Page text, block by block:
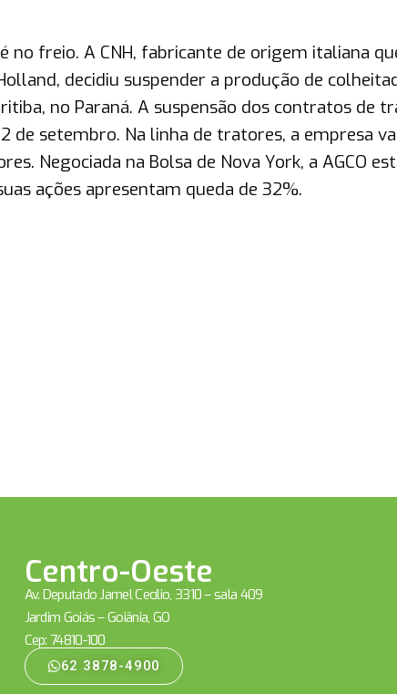
no freio. A CNH, fabricante de origem italiana
decidiu suspender a produção de
no Paraná. A suspensão dos contratos de
de setembro. Na linha de tratores, a empresa
Negociada na Bolsa de Nova York, a AGCO
ações apresentam queda de 32%.
Centro-Oeste
Av. Deputado Jamel Cecílio, 3310 – sala 409
Jardim Goiás – Goiânia, GO
Cep: 74810-100
62 3878-4900